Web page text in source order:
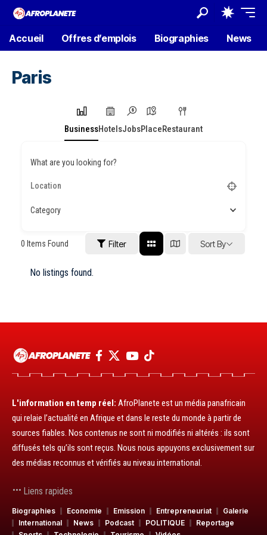
Accueil Offres d’emplois Biographies News
Paris
BusinessHotelsJobsPlaceRestaurant
What are you looking for?
Category
0 Items Found Filter Sort By
No listings found.
L'information en temp réel: AfroPlanete est un média panafricain
qui relaie l’actualité en Afrique et dans le reste du monde à partir de
sources fiables. Nos contenus ne sont ni modifiés ni altérés : ils sont
diffusés tels qu’ils sont reçus. Nous nous appuyons exclusivement sur
des médias reconnus et vérifiés au niveau international.
Liens rapides
Biographies Economie Emission Entrepreneuriat
Galerie
International
News Podcast POLITIQUE
Reportage